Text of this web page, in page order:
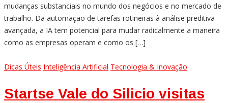
mudanças substanciais no mundo dos negócios e no mercado de
trabalho. Da automação de tarefas rotineiras à análise preditiva
avançada, a IA tem potencial para mudar radicalmente a maneira
como as empresas operam e como os […]
Dicas Úteis Inteligência Artificial Tecnologia & Inovação
Startse Vale do Silicio visitas